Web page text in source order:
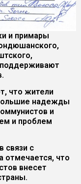
и примары
поддерживают
что жители
надежды
и
и проблем
связи с
отмечается, что
внесет